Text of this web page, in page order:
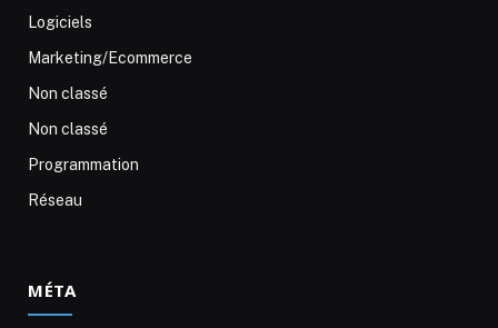
Logiciels
Marketing/Ecommerce
Non classé
Non classé
Programmation
Réseau
MÉTA